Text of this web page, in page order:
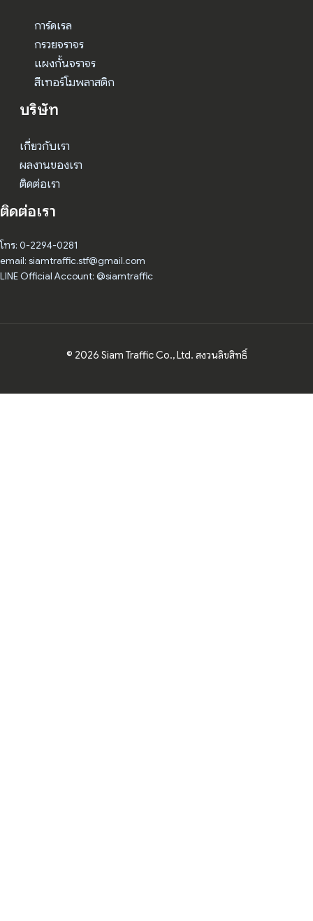
การ์ดเรล
กรวยจราจร
แผงกั้นจราจร
สีเทอร์โมพลาสติก
บริษัท
เกี่ยวกับเรา
ผลงานของเรา
ติดต่อเรา
ติดต่อเรา
โทร: 0-2294-0281
email: siamtraffic.stf@gmail.com
LINE Official Account: @siamtraffic
© 2026 Siam Traffic Co., Ltd. สงวนลิขสิทธิ์